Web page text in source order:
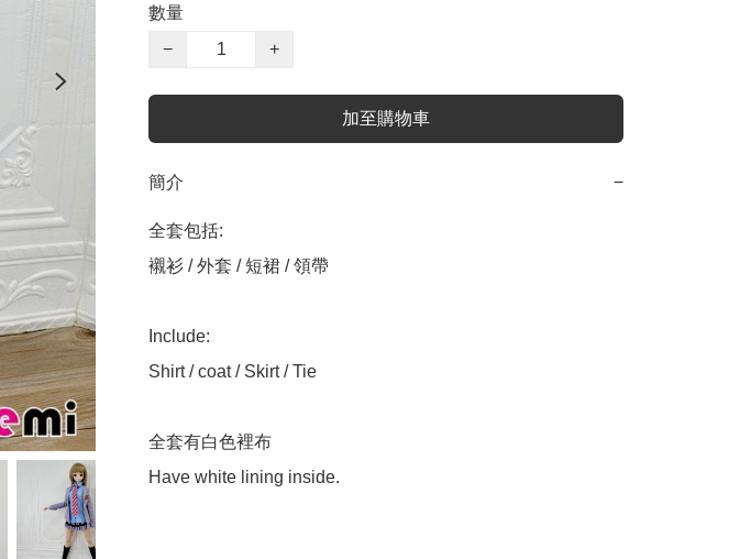
數量
−
+
加至購物車
簡介 −
全套包括:
襯衫 / 外套 / 短裙 / 領帶
Include:
Shirt / coat / Skirt / Tie
全套有白色裡布
Have white lining inside.